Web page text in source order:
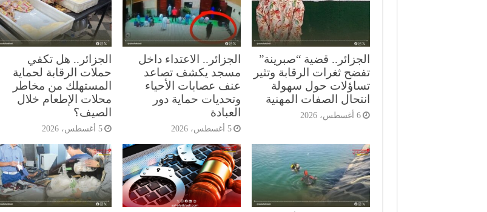
الجزائر.. قضية “صبرينة”
تفضح ثغرات الرقابة وتثير
تساؤلات حول سهولة
انتحال الصفات المهنية
6 أغسطس، 2026
الجزائر.. الاعتداء داخل
مسجد يكشف تصاعد
عنف عصابات الأحياء
وتحديات حماية دور
العبادة
5 أغسطس، 2026
الجزائر.. هل تكفي
حملات الرقابة لحماية
المستهلك من مخاطر
محلات الإطعام خلال
الصيف؟
5 أغسطس، 2026